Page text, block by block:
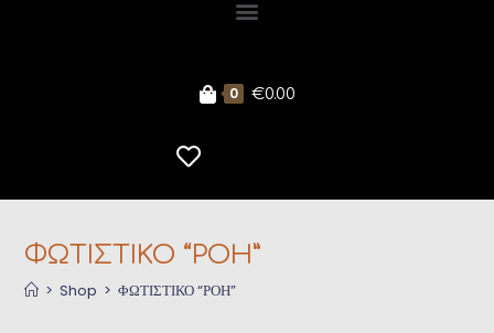
0 €0.00
ΦΩΤΙΣΤΙΚΟ “ΡΟΗ”
> Shop > ΦΩΤΙΣΤΙΚΟ “ΡΟΗ”